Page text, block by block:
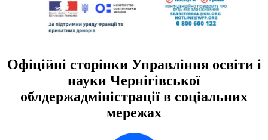
Офіційні сторінки Управління освіти і
науки Чернігівської
облдержадміністрації в соціальних
мережах